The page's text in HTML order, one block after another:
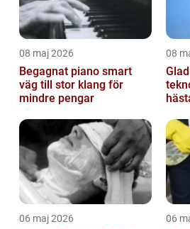
08 maj 2026
Begagnat piano smart
väg till stor klang för
mindre pengar
08
06 maj 2026 06